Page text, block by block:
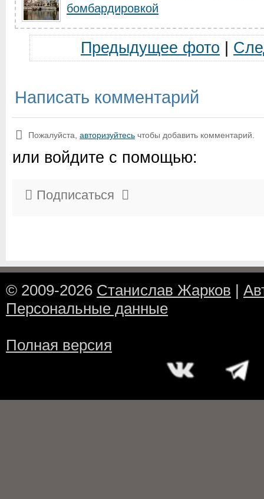
бомбардировкой
Предыдущее фото
Написать комментарий
Пожалуйста, авторизуйтесь чтобы добавить комментарий.
или войдите с помощью:
Подписаться
© 2009-2026 Станислав Жарков |
Персональные данные
Полная версия